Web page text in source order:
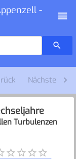
-
Nächste
Turbulenzen